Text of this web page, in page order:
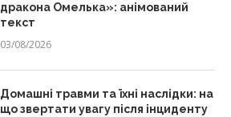
дракона Омелька»: анімований
текст
03/08/2026
Домашні травми та їхні наслідки: на
що звертати увагу після інциденту